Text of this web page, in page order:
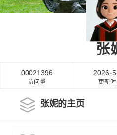
张
00021396
访问量
2026-5
更新时
张妮的主页